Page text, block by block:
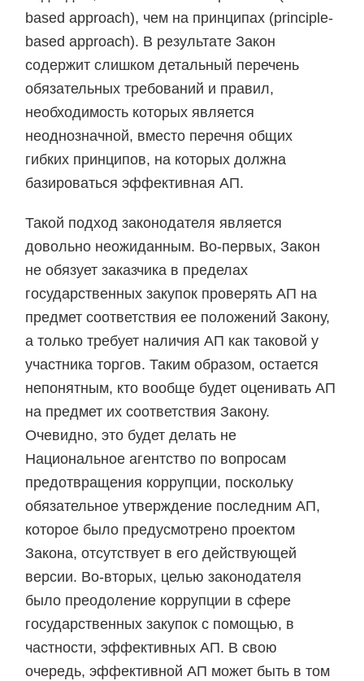
based approach), чем на принципах (principle-
based approach). В результате Закон
содержит слишком детальный перечень
обязательных требований и правил,
необходимость которых является
неоднозначной, вместо перечня общих
гибких принципов, на которых должна
базироваться эффективная АП.
Такой подход законодателя является
довольно неожиданным. Во-первых, Закон
не обязует заказчика в пределах
государственных закупок проверять АП на
предмет соответствия ее положений Закону,
а только требует наличия АП как таковой у
участника торгов. Таким образом, остается
непонятным, кто вообще будет оценивать АП
на предмет их соответствия Закону.
Очевидно, это будет делать не
Национальное агентство по вопросам
предотвращения коррупции, поскольку
обязательное утверждение последним АП,
которое было предусмотрено проектом
Закона, отсутствует в его действующей
версии. Во-вторых, целью законодателя
было преодоление коррупции в сфере
государственных закупок с помощью, в
частности, эффективных АП. В свою
очередь, эффективной АП может быть в том